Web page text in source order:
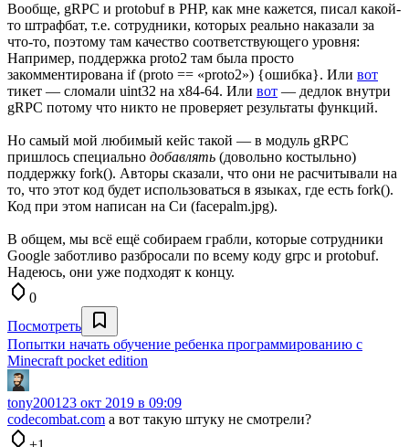
Вообще, gRPC и protobuf в PHP, как мне кажется, писал какой-
то штрафбат, т.е. сотрудники, которых реально наказали за
что-то, поэтому там качество соответствующего уровня:
Например, поддержка proto2 там была просто
закомментирована if (proto == «proto2») {ошибка}. Или вот
тикет — сломали uint32 на x84-64. Или вот — дедлок внутри
gRPC потому что никто не проверяет результаты функций.
Но самый мой любимый кейс такой — в модуль gRPC
пришлось специально добавлять (довольно костыльно)
поддержку fork(). Авторы сказали, что они не расчитывали на
то, что этот код будет использоваться в языках, где есть fork().
Код при этом написан на Си (facepalm.jpg).
В общем, мы всё ещё собираем грабли, которые сотрудники
Google заботливо разбросали по всему коду grpc и protobuf.
Надеюсь, они уже подходят к концу.
0
Посмотреть
Попытки начать обучение ребенка программированию с
Minecraft pocket edition
tony2001 23 окт 2019 в 09:09
codecombat.com а вот такую штуку не смотрели?